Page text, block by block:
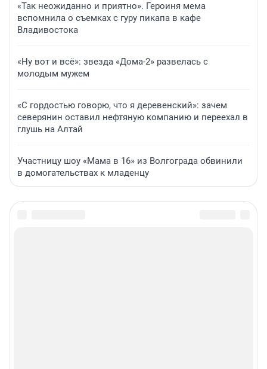
«Так неожиданно и приятно». Героиня мема
вспомнила о съемках с гуру пикапа в кафе
Владивостока
«Ну вот и всё»: звезда «Дома-2» развелась с
молодым мужем
«С гордостью говорю, что я деревенский»: зачем
северянин оставил нефтяную компанию и переехал в
глушь на Алтай
Участницу шоу «Мама в 16» из Волгограда обвинили
в домогательствах к младенцу